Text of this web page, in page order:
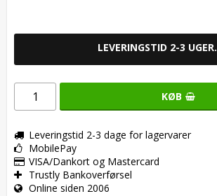
LEVERINGSTID 2-3 UGER.
KØB
Leveringstid 2-3 dage for lagervarer
MobilePay
VISA/Dankort og Mastercard
Trustly Bankoverførsel
Online siden 2006